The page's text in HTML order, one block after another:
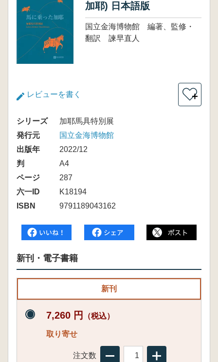
加耶) 日本語版
国立金海博物館 編著、監修・
翻訳 諫早直人
レビューを書く ＋
シリーズ
加耶馬具特別展
発行元
国立金海博物館
出版年
2022/12
判
A4
ページ
287
六一ID
K18194
ISBN
9791189043162
新刊・電子書籍
新刊
7,260 円 （税込）
取り寄せ
注文数